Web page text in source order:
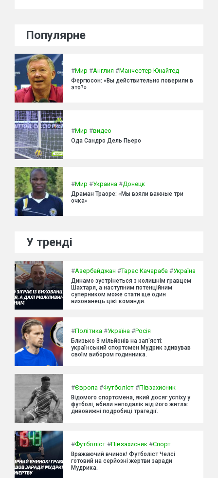
Популярне
#Мир #Англия #Манчестер Юнайтед
Фергюсон: «Вы действительно поверили в
это?»
#Мир #видео
Ода Сандро Дель Пьеро
#Мир #Украина #Донецк
Драман Траоре: «Мы взяли важные три
очка»
У тренді
#Азербайджан #Тарас Качараба #Україна
Динамо зустрінеться з колишнім гравцем
Шахтаря, а наступним потенційним
суперником може стати ще один
вихованець цієї команди.
#Політика #Україна #Росія
Близько 3 мільйонів на зап'ясті:
український спортсмен Мудрик здивував
своїм вибором годинника.
#Європа #Футболіст #Півзахисник
Відомого спортсмена, який досяг успіху у
футболі, вбили неподалік від його житла:
дивовижні подробиці трагедії.
#Футболіст #Півзахисник #Спорт
Вражаючий вчинок! Футболіст Челсі
готовий на серйозні жертви заради
Мудрика.